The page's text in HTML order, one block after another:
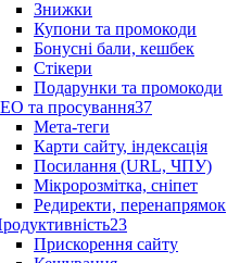
Знижки
Купони та промокоди
Бонусні бали, кешбек
Стікери
Подарунки та промокоди
та просування37
Мета-теги
Карти сайту, індексація
Посилання (URL, ЧПУ)
Мікророзмітка, сніпет
Редиректи, перенапрямок
23
Прискорення сайту